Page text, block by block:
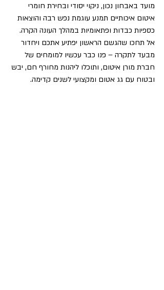
מועד באבחון נכון, ניקוי יסודי ובחירת חומרי
איטום איכותיים תמנע עוגמת נפש רבה והוצאות
כספיות כבדות ופתאומיות במהלך העונה הקרה.
אל תחכו שהגשם הראשון יפתיע אתכם ויחדור
מבעד לתקרה – פנו כבר עכשיו למומחים של
חברת מורן איטום, ותוכלו ליהנות מחורף חם, יבש
ובטוח עם גג אטום ומקצועי לשנים קדימה.